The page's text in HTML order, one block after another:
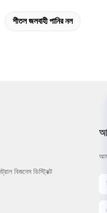
শীতল জলবাহী পানির নল
বিজনেস ডিস্ট্রিক্ট